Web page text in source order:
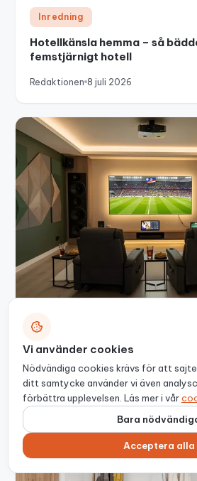
Inredning
Hotellkänsla hemma – så
femstjärnigt hotell
Redaktionen 8 juli 2026
Inredning
Att designa det perfekta
att titta på sport som om du
Redaktionen 14 mars 2026
Vi använder cookies
Nödvändiga cookies krävs för att
ditt samtycke använder vi även
förbättra upplevelsen. Läs mer i vår
Bara
Acceptera alla